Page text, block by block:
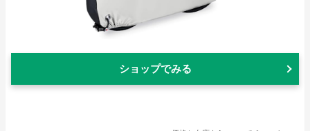
ショップでみる